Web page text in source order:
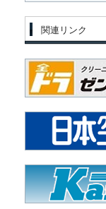
関連リンク